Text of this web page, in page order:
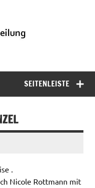
Velbert
SEITENLEISTE
.
Nicole Rottmann mit